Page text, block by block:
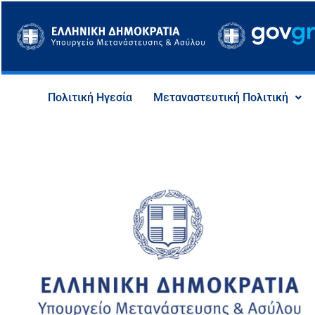
στο
περιεχόμενο
Πολιτική Ηγεσία Μεταναστευτική Πολιτική